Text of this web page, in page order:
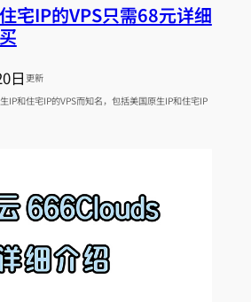
宅IP的VPS只需68元详细
日更新
IP和住宅IP的VPS而知名，包括美国原生IP和住宅IP